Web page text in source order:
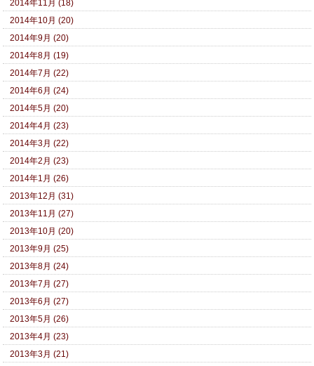
2014年11月 (18)
2014年10月 (20)
2014年9月 (20)
2014年8月 (19)
2014年7月 (22)
2014年6月 (24)
2014年5月 (20)
2014年4月 (23)
2014年3月 (22)
2014年2月 (23)
2014年1月 (26)
2013年12月 (31)
2013年11月 (27)
2013年10月 (20)
2013年9月 (25)
2013年8月 (24)
2013年7月 (27)
2013年6月 (27)
2013年5月 (26)
2013年4月 (23)
2013年3月 (21)